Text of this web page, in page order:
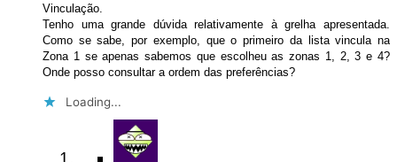
Vinculação.
Tenho uma grande dúvida relativamente à grelha apresentada.
Como se sabe, por exemplo, que o primeiro da lista vincula na
Zona 1 se apenas sabemos que escolheu as zonas 1, 2, 3 e 4?
Onde posso consultar a ordem das preferências?
Loading...